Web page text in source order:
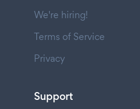
We're hiring!
Terms of Service
Privacy
Support